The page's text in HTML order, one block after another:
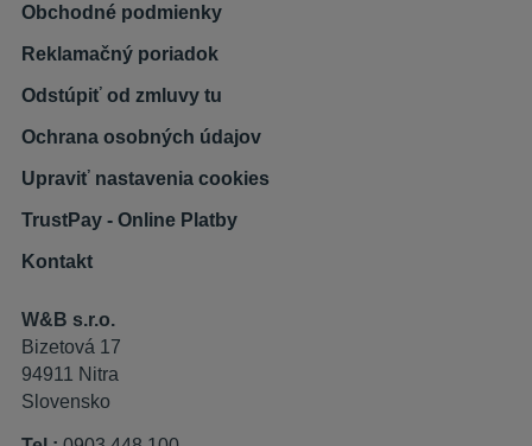
Obchodné podmienky
Reklamačný poriadok
Odstúpiť od zmluvy tu
Ochrana osobných údajov
Upraviť nastavenia cookies
TrustPay - Online Platby
Kontakt
W&B s.r.o.
Bizetová 17
94911 Nitra
Slovensko